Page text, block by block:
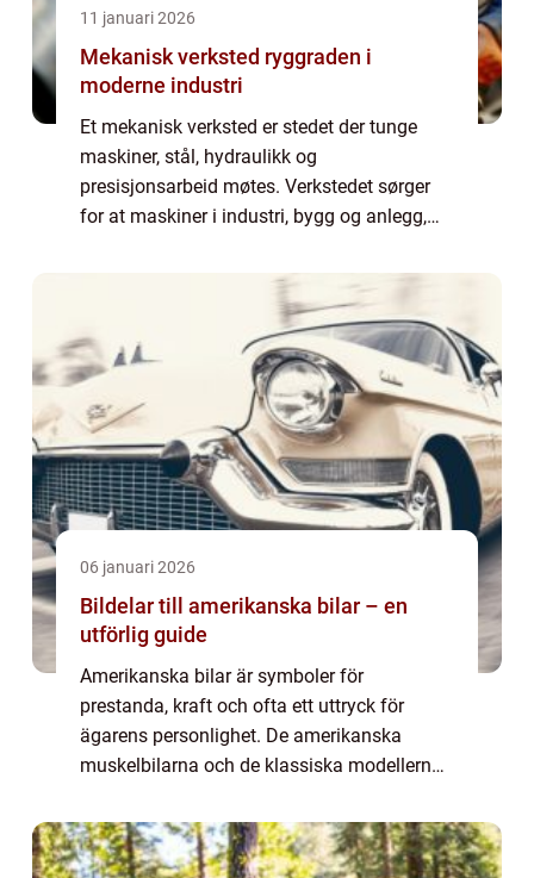
11 januari 2026
Mekanisk verksted ryggraden i
moderne industri
Et mekanisk verksted er stedet der tunge
maskiner, stål, hydraulikk og
presisjonsarbeid møtes. Verkstedet sørger
for at maskiner i industri, bygg og anlegg,
Uten disse miljøene stopper produksjonen
06 januari 2026
Bildelar till amerikanska bilar – en
utförlig guide
Amerikanska bilar är symboler för
prestanda, kraft och ofta ett uttryck för
ägarens personlighet. De amerikanska
muskelbilarna och de klassiska modellerna
tankarna till frihet och ...